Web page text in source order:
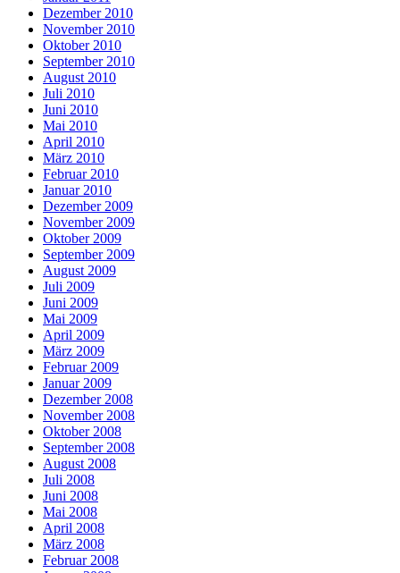
Dezember 2010
November 2010
Oktober 2010
September 2010
August 2010
Juli 2010
Juni 2010
Mai 2010
April 2010
März 2010
Februar 2010
Januar 2010
Dezember 2009
November 2009
Oktober 2009
September 2009
August 2009
Juli 2009
Juni 2009
Mai 2009
April 2009
März 2009
Februar 2009
Januar 2009
Dezember 2008
November 2008
Oktober 2008
September 2008
August 2008
Juli 2008
Juni 2008
Mai 2008
April 2008
März 2008
Februar 2008